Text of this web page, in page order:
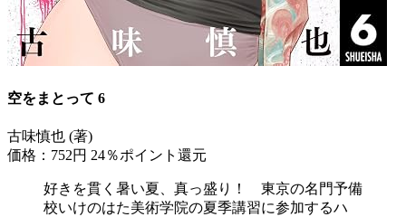
空をまとって 6
古味慎也 (著)
価格：752円 24％ポイント還元
好きを貫く暑い夏、真っ盛り！ 東京の名門予備
校いけのはた美術学院の夏季講習に参加するハ